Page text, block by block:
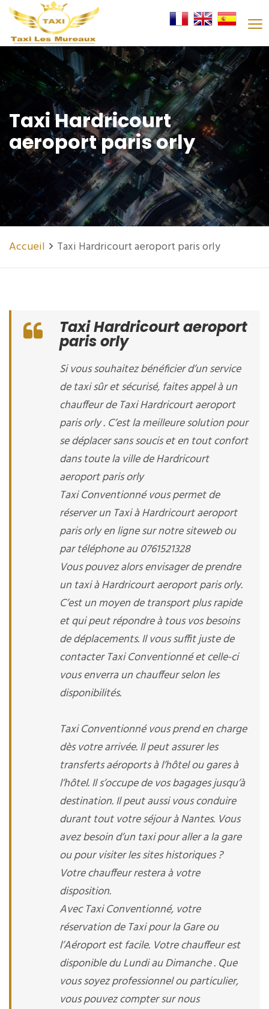
Taxi Hardricourt
aeroport paris orly
Accueil Taxi Hardricourt aeroport paris orly
Taxi Hardricourt aeroport
paris orly
Si vous souhaitez bénéficier d’un service
de taxi sûr et sécurisé, faites appel à un
chauffeur de Taxi Hardricourt aeroport
paris orly . C’est la meilleure solution pour
se déplacer sans soucis et en tout confort
dans toute la ville de Hardricourt
aeroport paris orly
Taxi Conventionné vous permet de
réserver un Taxi à Hardricourt aeroport
paris orly en ligne sur notre siteweb ou
par téléphone au 0761521328
Vous pouvez alors envisager de prendre
un taxi à Hardricourt aeroport paris orly.
C’est un moyen de transport plus rapide
et qui peut répondre à tous vos besoins
de déplacements. Il vous suffit juste de
contacter Taxi Conventionné et celle-ci
vous enverra un chauffeur selon les
disponibilités.
Taxi Conventionné vous prend en charge
dès votre arrivée. Il peut assurer les
transferts aéroports à l’hôtel ou gares à
l’hôtel. Il s’occupe de vos bagages jusqu’à
destination. Il peut aussi vous conduire
durant tout votre séjour à Nantes. Vous
avez besoin d’un taxi pour aller a la gare
ou pour visiter les sites historiques ?
Votre chauffeur restera à votre
disposition.
Avec Taxi Conventionné, votre
réservation de Taxi pour la Gare ou
l’Aéroport est facile. Votre chauffeur est
disponible du Lundi au Dimanche . Que
vous soyez professionnel ou particulier,
vous pouvez compter sur nous